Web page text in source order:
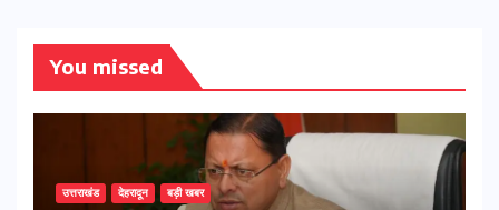
You missed
उत्तराखंड देहरादून बड़ी खबर